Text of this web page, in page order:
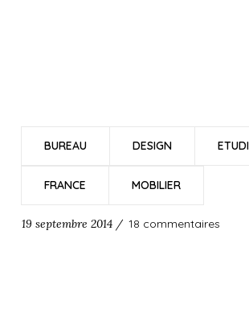
BUREAU DESIGN
FRANCE MOBILIER
19 septembre 2014 / 18 commentaires